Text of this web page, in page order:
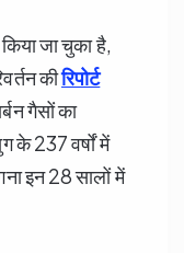
जा चुका है,
कीरिपोर्ट
गैसों का
के 237 वर्षों में
इन 28 सालों में